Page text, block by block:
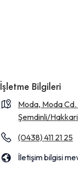
İşletme Bilgileri
Moda, Moda
Şemdinli/Hakkari
(0438) 411 21 25
İletişim bilgisi